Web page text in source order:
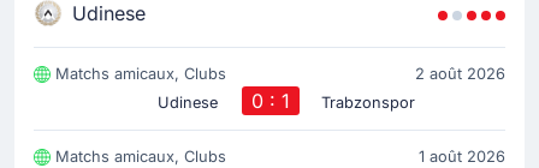
Udinese
Matchs amicaux, Clubs
2 août 2026
Udinese
0 : 1 Trabzonspor
Matchs amicaux, Clubs
1 août 2026